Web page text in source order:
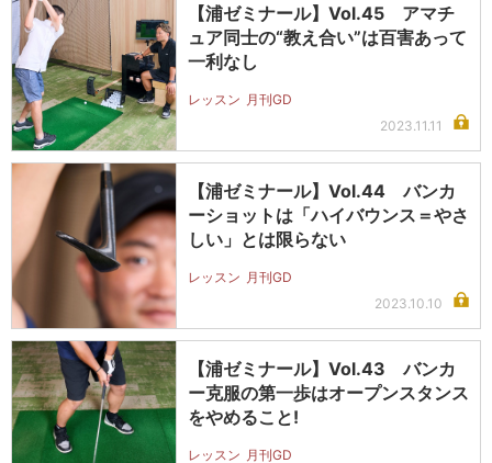
【浦ゼミナール】Vol.45 アマチ
ュア同士の“教え合い”は百害あって
一利なし
レッスン 月刊GD
2023.11.11
【浦ゼミナール】Vol.44 バンカ
ーショットは「ハイバウンス＝やさ
しい」とは限らない
レッスン 月刊GD
2023.10.10
【浦ゼミナール】Vol.43 バンカ
ー克服の第一歩はオープンスタンス
をやめること!
レッスン 月刊GD